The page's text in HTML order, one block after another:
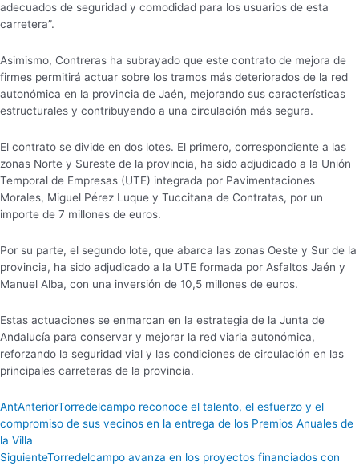
adecuados de seguridad y comodidad para los usuarios de esta
carretera”.
Asimismo, Contreras ha subrayado que este contrato de mejora de
firmes permitirá actuar sobre los tramos más deteriorados de la red
autonómica en la provincia de Jaén, mejorando sus características
estructurales y contribuyendo a una circulación más segura.
El contrato se divide en dos lotes. El primero, correspondiente a las
zonas Norte y Sureste de la provincia, ha sido adjudicado a la Unión
Temporal de Empresas (UTE) integrada por Pavimentaciones
Morales, Miguel Pérez Luque y Tuccitana de Contratas, por un
importe de 7 millones de euros.
Por su parte, el segundo lote, que abarca las zonas Oeste y Sur de la
provincia, ha sido adjudicado a la UTE formada por Asfaltos Jaén y
Manuel Alba, con una inversión de 10,5 millones de euros.
Estas actuaciones se enmarcan en la estrategia de la Junta de
Andalucía para conservar y mejorar la red viaria autonómica,
reforzando la seguridad vial y las condiciones de circulación en las
principales carreteras de la provincia.
AntAnteriorTorredelcampo reconoce el talento, el esfuerzo y el
compromiso de sus vecinos en la entrega de los Premios Anuales de
la Villa
SiguienteTorredelcampo avanza en los proyectos financiados con